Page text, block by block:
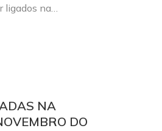
ligados na…
NA
DO